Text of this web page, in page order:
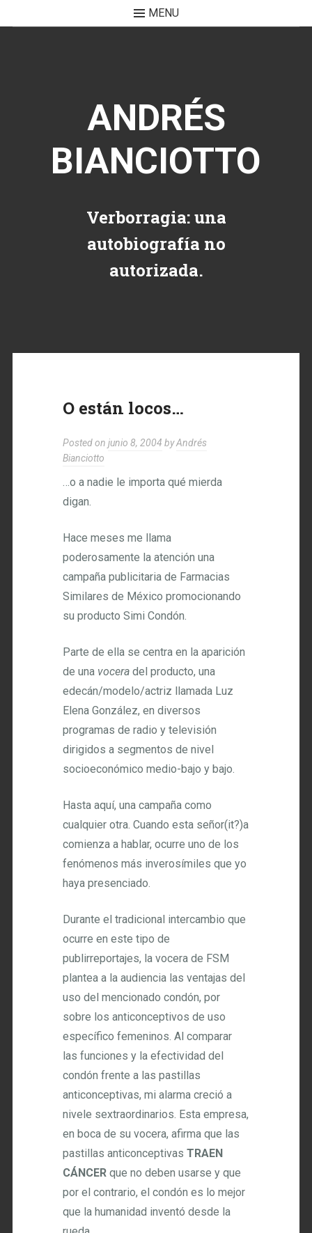
MENU
ANDRÉS
BIANCIOTTO
Verborragia: una
autobiografía no
autorizada.
O están locos…
Posted onjunio 8, 2004 byAndrés
Bianciotto
…o a nadie le importa qué mierda
digan.
Hace meses me llama
poderosamente la atención una
campaña publicitaria de Farmacias
Similares de México promocionando
su producto Simi Condón.
Parte de ella se centra en la aparición
de una vocera del producto, una
edecán/modelo/actriz llamada Luz
Elena González, en diversos
programas de radio y televisión
dirigidos a segmentos de nivel
socioeconómico medio-bajo y bajo.
Hasta aquí, una campaña como
cualquier otra. Cuando esta señor(it?)a
comienza a hablar, ocurre uno de los
fenómenos más inverosímiles que yo
haya presenciado.
Durante el tradicional intercambio que
ocurre en este tipo de
publirreportajes, la vocera de FSM
plantea a la audiencia las ventajas del
uso del mencionado condón, por
sobre los anticonceptivos de uso
específico femeninos. Al comparar
las funciones y la efectividad del
condón frente a las pastillas
anticonceptivas, mi alarma creció a
nivele sextraordinarios. Esta empresa,
en boca de su vocera, afirma que las
pastillas anticonceptivasTRAEN
CÁNCER que no deben usarse y que
por el contrario, el condón es lo mejor
que la humanidad inventó desde la